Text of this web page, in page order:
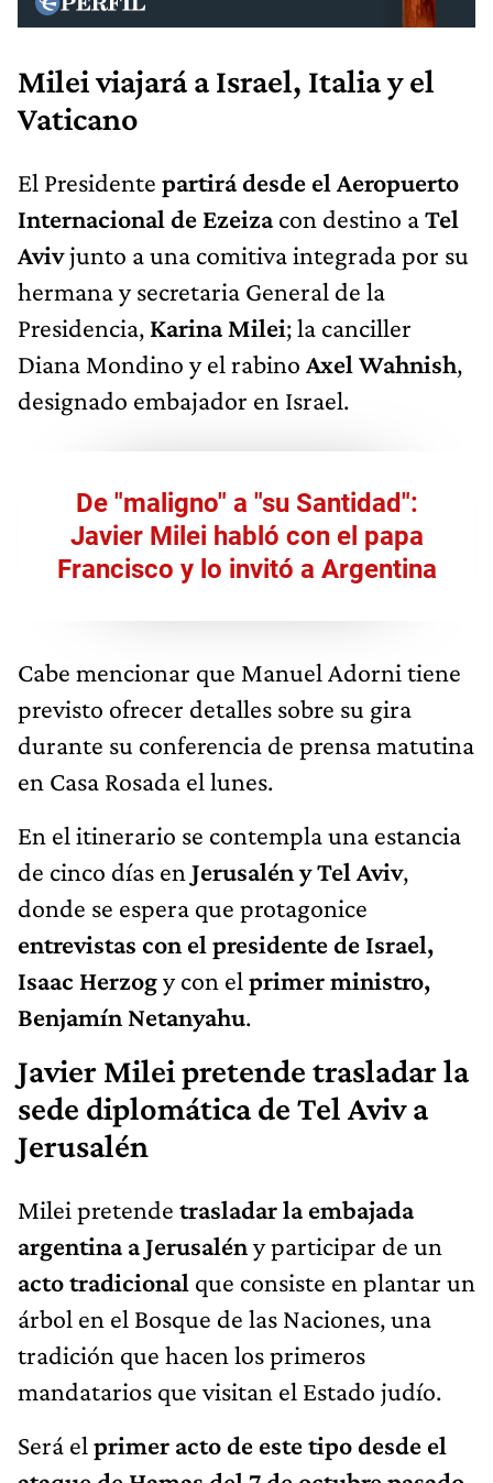
Milei viajará a Israel, Italia y el
Vaticano
El Presidente partirá desde el Aeropuerto
Internacional de Ezeizacon destino aTel
Avivjunto a una comitiva integrada por su
hermana y secretaria General de la
Presidencia, Karina Milei; la canciller
Diana Mondino y el rabino Axel Wahnish,
designado embajador en Israel.
De "maligno" a "su Santidad":
Javier Milei habló con el papa
Francisco y lo invitó a Argentina
Cabe mencionar que Manuel Adorni tiene
previsto ofrecer detalles sobre su gira
durante su conferencia de prensa matutina
en Casa Rosada el lunes.
En el itinerario se contempla una estancia
de cinco días en Jerusalén y Tel Aviv,
donde se espera que protagonice
entrevistas con el presidente de Israel,
Isaac Herzogy con el primer ministro,
Benjamín Netanyahu.
Javier Milei pretende trasladar la
sede diplomática de Tel Aviv a
Jerusalén
Milei pretende trasladar la embajada
argentina a Jerusalény participar de un
acto tradicional que consiste en plantar un
árbol en el Bosque de las Naciones, una
tradición que hacen los primeros
mandatarios que visitan el Estado judío.
Será el primer acto de este tipo desde el